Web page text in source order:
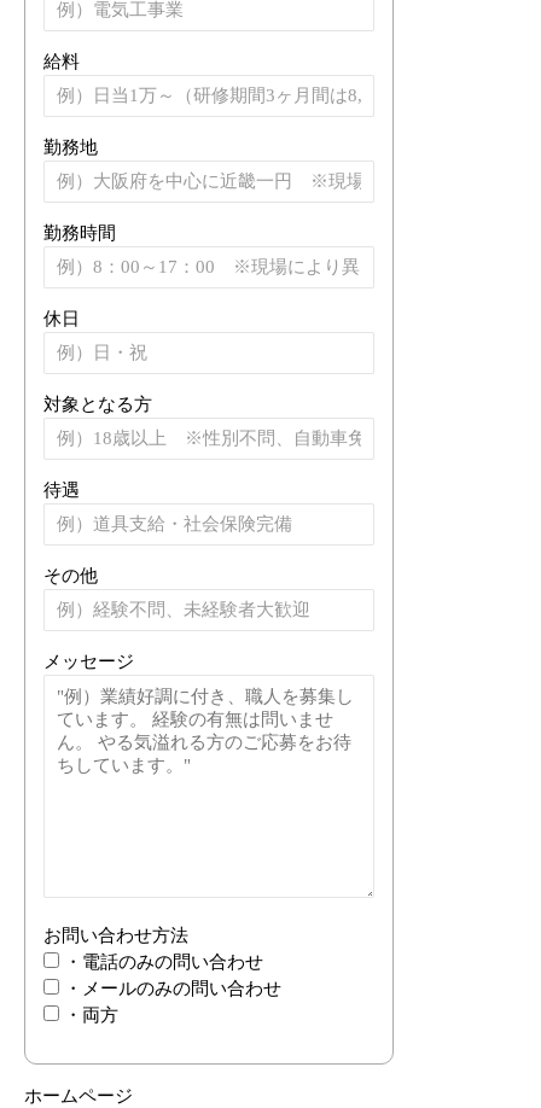
給料
勤務地
勤務時間
休日
対象となる方
待遇
その他
メッセージ
お問い合わせ方法
・電話のみの問い合わせ
・メールのみの問い合わせ
・両方
ホームページ